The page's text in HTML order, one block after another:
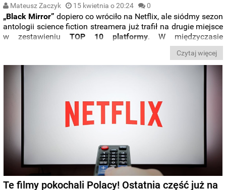
Mateusz Zaczyk 15 kwietnia o 20:24 0
„Black Mirror” dopiero co wróciło na Netflix, ale siódmy sezon
antologii science fiction streamera już trafił na drugie miejsce
w zestawieniu TOP 10 platformy. W międzyczasie
popularność zyskał nowy hiszpański miniserial w klimatach
„Dextera”. Skąd nagła popularność produkcji pod tytułem
„Ogrodnik”?
Czytaj więcej
Te filmy pokochali Polacy! Ostatnia część już na